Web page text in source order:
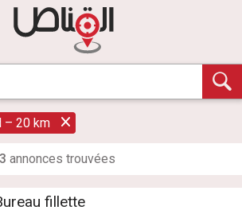
– 20 km
annonces trouvées
fillette